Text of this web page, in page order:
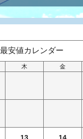
安値カレンダー
木 金
13
14